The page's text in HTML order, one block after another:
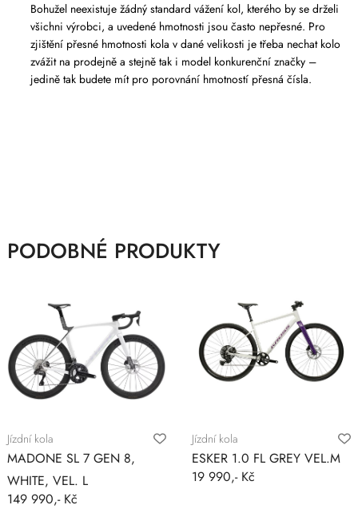
Bohužel neexistuje žádný standard vážení kol, kterého by se drželi
všichni výrobci, a uvedené hmotnosti jsou často nepřesné. Pro
zjištění přesné hmotnosti kola v dané velikosti je třeba nechat kolo
zvážit na prodejně a stejně tak i model konkurenční značky –
jedině tak budete mít pro porovnání hmotností přesná čísla.
PODOBNÉ PRODUKTY
Jízdní kola
MADONE SL 7 GEN 8,
WHITE, VEL. L
149 990,- Kč
Jízdní kola
ESKER 1.0 FL GREY VEL.M
19 990,- Kč